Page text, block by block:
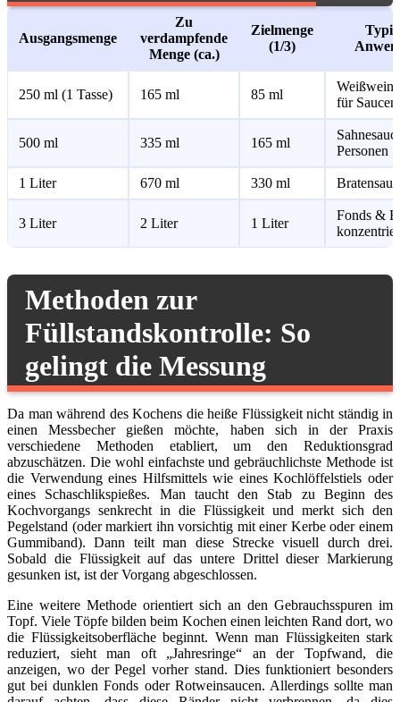
Ausgangsmenge
Zu
verdampfende
Menge (ca.)
Zielmenge
(1/3)
250 ml (1 Tasse) 165 ml 85 ml
für
500 ml 335 ml 165 ml
Personen
1 Liter 670 ml 330 ml
3 Liter 2 Liter 1 Liter
Fonds &
Methoden zur
Füllstandskontrolle: So
gelingt die Messung
Da man während des Kochens die heiße Flüssigkeit nicht ständig in
einen Messbecher gießen möchte, haben sich in der Praxis
verschiedene Methoden etabliert, um den Reduktionsgrad
abzuschätzen. Die wohl einfachste und gebräuchlichste Methode ist
die Verwendung eines Hilfsmittels wie eines Kochlöffelstiels oder
eines Schaschlikspießes. Man taucht den Stab zu Beginn des
Kochvorgangs senkrecht in die Flüssigkeit und merkt sich den
Pegelstand (oder markiert ihn vorsichtig mit einer Kerbe oder einem
Gummiband). Dann teilt man diese Strecke visuell durch drei.
Sobald die Flüssigkeit auf das untere Drittel dieser Markierung
gesunken ist, ist der Vorgang abgeschlossen.
Eine weitere Methode orientiert sich an den Gebrauchsspuren im
Topf. Viele Töpfe bilden beim Kochen einen leichten Rand dort, wo
die Flüssigkeitsoberfläche beginnt. Wenn man Flüssigkeiten stark
reduziert, sieht man oft „Jahresringe“ an der Topfwand, die
anzeigen, wo der Pegel vorher stand. Dies funktioniert besonders
gut bei dunklen Fonds oder Rotweinsaucen. Allerdings sollte man